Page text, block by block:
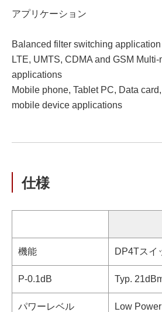
アプリケーション
Balanced filter switching application
LTE, UMTS, CDMA and GSM
applications
Mobile phone, Tablet PC, Data
mobile device applications
仕様
機能 DP4Tスイ
P-0.1dB Typ.
パワーレベル Low Power